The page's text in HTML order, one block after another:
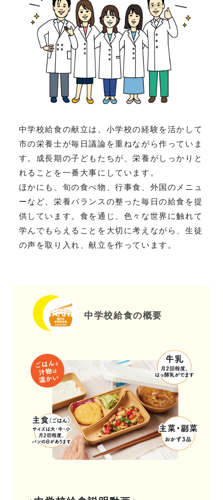
中学校給食の献立は、小学校の経験を活かして
市の栄養士が毎日議論を重ねながら作っていま
す。成長期の子どもたちが、栄養がしっかりと
れることを一番大事にしています。
ほかにも、旬の食べ物、行事食、外国のメニュ
ーなど、栄養バランスの整った毎日の給食を提
供しています。食を通じ、色々な世界に触れて
学んでもらえることを大切に考えながら、生徒
の声を取り入れ、献立を作っています。
中学校給食の概要